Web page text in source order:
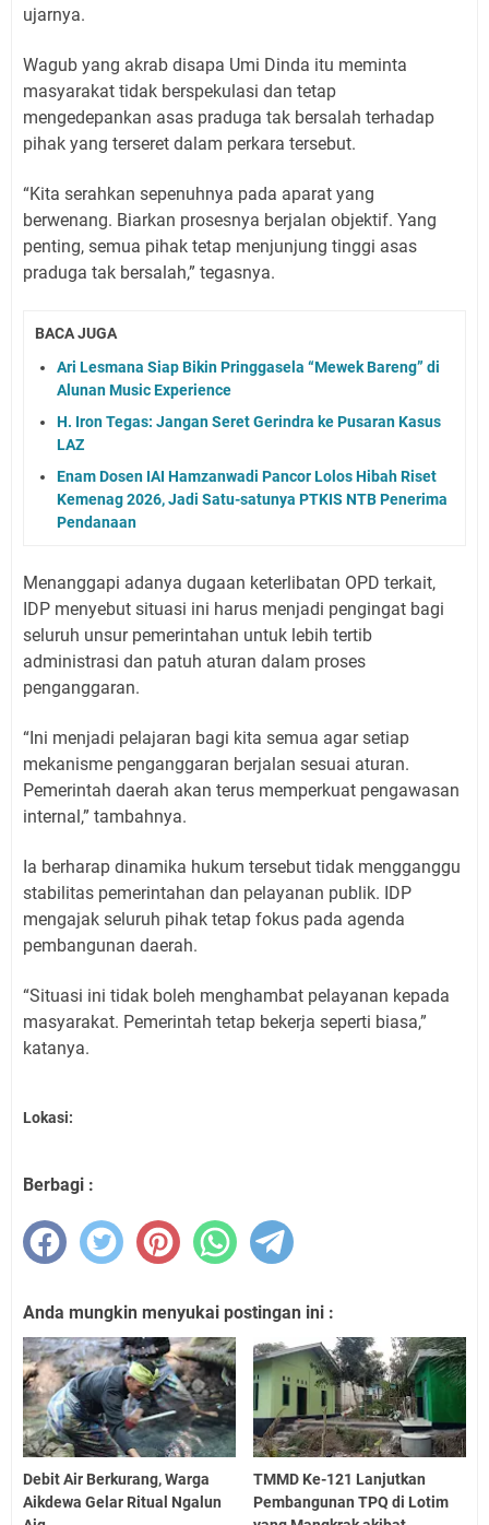
ujarnya.
Wagub yang akrab disapa Umi Dinda itu meminta
masyarakat tidak berspekulasi dan tetap
mengedepankan asas praduga tak bersalah terhadap
pihak yang terseret dalam perkara tersebut.
“Kita serahkan sepenuhnya pada aparat yang
berwenang. Biarkan prosesnya berjalan objektif. Yang
penting, semua pihak tetap menjunjung tinggi asas
praduga tak bersalah,” tegasnya.
BACA JUGA
Ari Lesmana Siap Bikin Pringgasela “Mewek Bareng” di
Alunan Music Experience
H. Iron Tegas: Jangan Seret Gerindra ke Pusaran Kasus
LAZ
Enam Dosen IAI Hamzanwadi Pancor Lolos Hibah Riset
Kemenag 2026, Jadi Satu-satunya PTKIS NTB Penerima
Pendanaan
Menanggapi adanya dugaan keterlibatan OPD terkait,
IDP menyebut situasi ini harus menjadi pengingat bagi
seluruh unsur pemerintahan untuk lebih tertib
administrasi dan patuh aturan dalam proses
penganggaran.
“Ini menjadi pelajaran bagi kita semua agar setiap
mekanisme penganggaran berjalan sesuai aturan.
Pemerintah daerah akan terus memperkuat pengawasan
internal,” tambahnya.
Ia berharap dinamika hukum tersebut tidak mengganggu
stabilitas pemerintahan dan pelayanan publik. IDP
mengajak seluruh pihak tetap fokus pada agenda
pembangunan daerah.
“Situasi ini tidak boleh menghambat pelayanan kepada
masyarakat. Pemerintah tetap bekerja seperti biasa,”
katanya.
Lokasi:
Berbagi :
Anda mungkin menyukai postingan ini :
Debit Air Berkurang, Warga
Aikdewa Gelar Ritual Ngalun
TMMD Ke-121 Lanjutkan
Pembangunan TPQ di Lotim